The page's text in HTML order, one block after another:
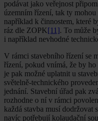
podávat jako veřejnost
územním řízení, tak ty
například k činnostem, které
ráz dle ZOPK[11]. To může
i například nevhodné
V rámci stavebního řízení se
řízení, pokud vnímá, že by
je pak možné uplatnit u
světelně-technického
jednání. Stavební úřad pak
rozhodne o ní v rámci
každá stavba musí dodržovat
navíc potřebují kolaudační